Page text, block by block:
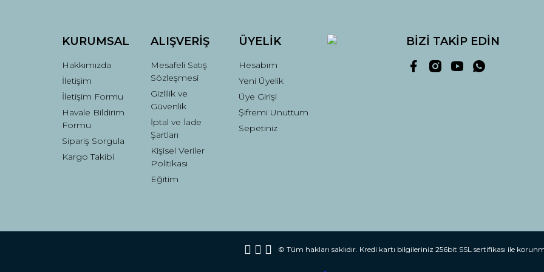
Bu ürüne benzer farklı alternatifler olmalı.
KURUMSAL
Hakkımızda
İletişim
İletişim Formu
Havale Bildirim
Formu
Sipariş Sorgula
Kargo Takibi
ALIŞVERİŞ
Mesafeli Satış
Sözleşmesi
Gizlilik ve
Güvenlik
İptal ve İade
Şartları
Kişisel Veriler
Politikası
Eğitim
ÜYELİK
Hesabım
Yeni Üyelik
Üye Girişi
Şifremi Unuttum
Sepetiniz
BİZİ TAKİP EDİN
© Tüm hakları saklıdır. Kredi kartı bilgileriniz 256bit SSL sertifikası ile